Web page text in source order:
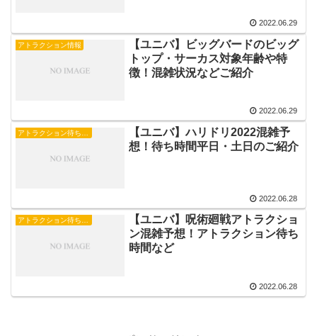
2022.06.29
アトラクション情報
【ユニバ】ビッグバードのビッグ
トップ・サーカス対象年齢や特
徴！混雑状況などご紹介
2022.06.29
【ユニバ】ハリドリ2022混雑予
想！待ち時間平日・土日のご紹介
2022.06.28
アトラクション待ち時間
【ユニバ】呪術廻戦アトラクショ
ン混雑予想！アトラクション待ち
時間など
2022.06.28